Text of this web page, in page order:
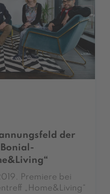
der
Premiere bei
„Home&Living“